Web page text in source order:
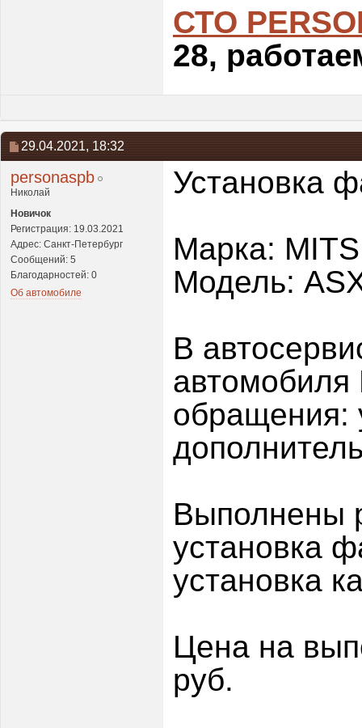
СТО
28,
29.04.2021, 18:32
personaspb
Николай
Новичок
Регистрация: 19.03.2021
Адрес: Санкт-Петербург
Сообщений: 5
Благодарностей: 0
Об автомобиле
Установка
Марка:
Модель:
В
автомобиля
обращения:
Выполнены
установка
установка
Цена на
руб.